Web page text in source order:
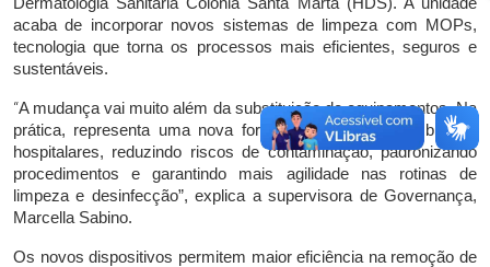
acaba de incorporar novos sistemas de limpeza com MOPs,
tecnologia que torna os processos mais eficientes, seguros e
sustentáveis.
“A mudança vai muito além da substituição de equipamentos. Na
prática, representa uma nova forma de cuidar dos ambientes
hospitalares, reduzindo riscos de contaminação, padronizando
procedimentos e garantindo mais agilidade nas rotinas de
limpeza e desinfecção”, explica a supervisora de Governança,
Marcella Sabino.
Os novos dispositivos permitem maior eficiência na remoção de